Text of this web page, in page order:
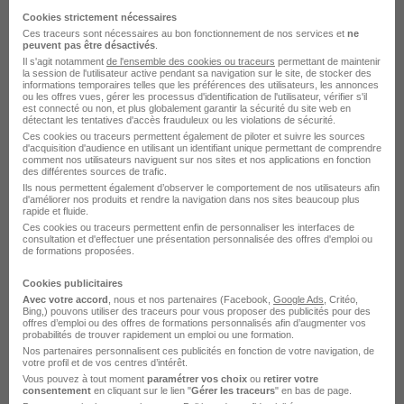
Emploi Employé de restaurant
Entreprise Employé de restaurant
DÉPOSEZ VOTRE CV
Rendez votre CV accessible à l’ensemble des
recruteurs de la CVthèque Hellowork.
Rendre mon CV visible
Cookies strictement nécessaires
Ces traceurs sont nécessaires au bon fonctionnement de nos services et ne
peuvent pas être désactivés
Il s'agit notamment de l'ensemble des cookies ou traceurs permettant de maintenir
la session de l'utilisateur active pendant sa navigation sur le site, de stocker des
informations temporaires telles que les préférences des utilisateurs, les annonces
ou les offres vues, gérer les processus d'identification de l'utilisateur, vérifier s'il
est connecté ou non, et plus globalement garantir la sécurité du site web en
détectant les tentatives d'accès frauduleux ou les violations de sécurité.
Ces cookies ou traceurs permettent également de piloter et suivre les sources
d'acquisition d'audience en utilisant un identifiant unique permettant de comprendre
comment nos utilisateurs naviguent sur nos sites et nos applications en fonction
des différentes sources de trafic.
Ils nous permettent également d’observer le comportement de nos utilisateurs afin
d'améliorer nos produits et rendre la navigation dans nos sites beaucoup plus
rapide et fluide.
Ces cookies ou traceurs permettent enfin de personnaliser les interfaces de
consultation et d'effectuer une présentation personnalisée des offres d'emploi ou
de formations proposées.
Cookies publicitaires
Avec votre accord , nous et nos partenaires (Facebook, Google Ads , Critéo,
Bing,) pouvons utiliser des traceurs pour vous proposer des publicités pour des
offres d’emploi ou des offres de formations personnalisés afin d’augmenter vos
probabilités de trouver rapidement un emploi ou une formation.
Nos partenaires personnalisent ces publicités en fonction de votre navigation, de
votre profil et de vos centres d’intérêt.
Vous pouvez à tout moment paramétrer vos choix ou retirer votre
consentement en cliquant sur le lien "Gérer les traceurs" en bas de page.